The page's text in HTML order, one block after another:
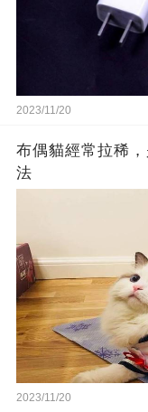
2023/11/20
布偶貓經常拉稀
法
2023/11/20